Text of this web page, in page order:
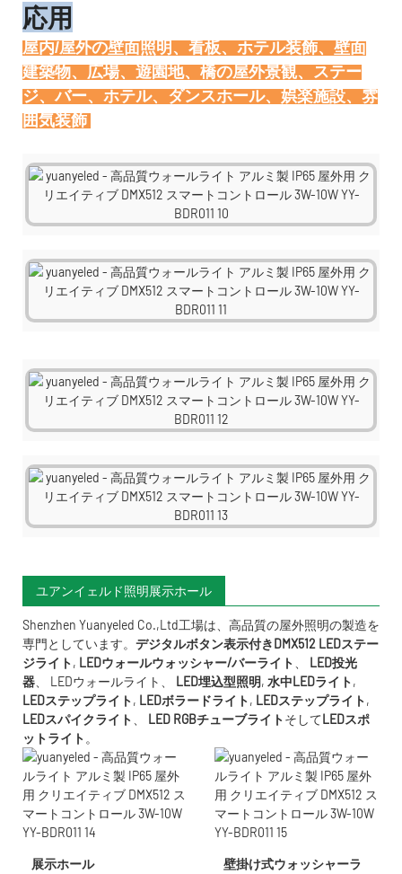
応用
屋内/屋外の壁面照明、看板、ホテル装飾、壁面
建築物、広場、遊園地、橋の屋外景観、ステー
ジ、バー、ホテル、ダンスホール、娯楽施設、雰
囲気装飾
ユアンイェルド照明展示ホール
Shenzhen Yuanyeled Co.,Ltd工場は、高品質の屋外照明の製造を
専門としています。 デジタルボタン表示付きDMX512 LEDステー
ジライト, LEDウォールウォッシャー/バーライト
LED投光
器
LEDウォールライト LED埋込型照明, 水中LEDライト,
LEDステップライト, LEDボラードライト, LEDステップライト,
LEDスパイクライト
LED RGBチューブライトそしてLEDスポ
ットライト 。
展示ホール 壁掛け式ウォッシャーラ